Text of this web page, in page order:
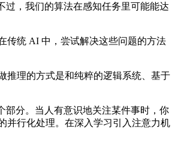
，我们的算法在感知任务里可能能达
统 AI 中，尝试解决这些问题的方法
理的方式是和纯粹的逻辑系统、基于
分。当人有意识地关注某件事时，你
并行化处理。在深入学习引入注意力机